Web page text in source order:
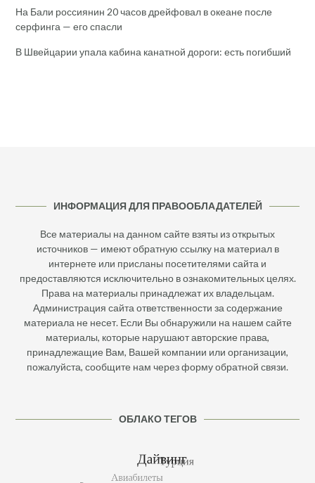
На Бали россиянин 20 часов дрейфовал в океане после
серфинга — его спасли
В Швейцарии упала кабина канатной дороги: есть погибший
ИНФОРМАЦИЯ ДЛЯ ПРАВООБЛАДАТЕЛЕЙ
Все материалы на данном сайте взяты из открытых
источников — имеют обратную ссылку на материал в
интернете или присланы посетителями сайта и
предоставляются исключительно в ознакомительных целях.
Права на материалы принадлежат их владельцам.
Администрация сайта ответственности за содержание
материала не несет. Если Вы обнаружили на нашем сайте
материалы, которые нарушают авторские права,
принадлежащие Вам, Вашей компании или организации,
пожалуйста, сообщите нам через форму обратной связи.
ОБЛАКО ТЕГОВ